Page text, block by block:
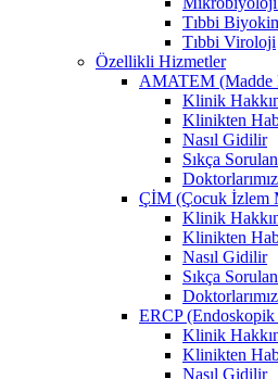
Tıbbi
Tıbbi Viroloji
Özellikli Hizmetler
AMATEM (Madde
Klinik
Klinikten
Nasıl Gidilir
Sıkça
Doktorlarımız
ÇİM (Çocuk İzlem
Klinik
Klinikten
Nasıl Gidilir
Sıkça
Doktorlarımız
ERCP
Klinik
Klinikten
Nasıl Gidilir